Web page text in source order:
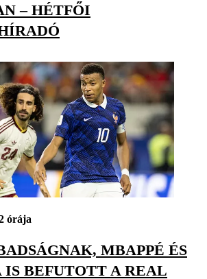
– HÉTFŐI
órája
MBAPPÉ ÉS
BEFUTOTT A REAL